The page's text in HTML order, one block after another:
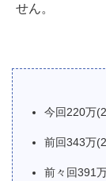
せん。
今回220万
前回343万
前々回391